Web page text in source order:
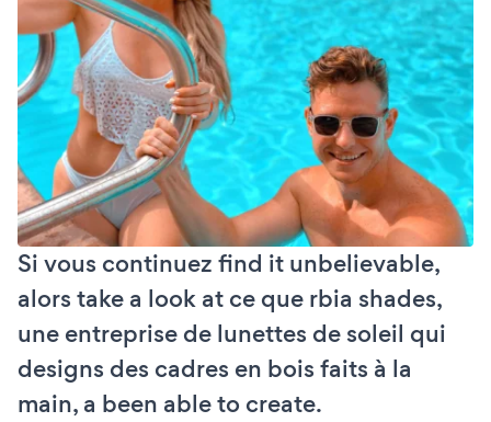
Si vous continuez find it unbelievable,
alors take a look at ce que rbia shades,
une entreprise de lunettes de soleil qui
designs des cadres en bois faits à la
main, a been able to create.